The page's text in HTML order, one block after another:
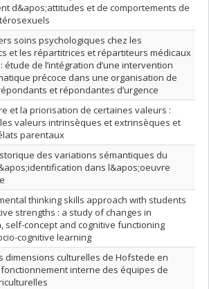
d&apos;attitudes et de comportements de
soins psychologiques chez les
et les répartitrices et répartiteurs médicaux
: étude de l’intégration d’une intervention
précoce dans une organisation de
et répondantes d’urgence
et la priorisation de certaines valeurs :
valeurs intrinsèques et extrinsèques et
parentaux
des variations sémantiques du
dans l&apos;oeuvre
thinking skills approach with students
strengths : a study of changes in
self-concept and cognitive functioning
cognitive learning
dimensions culturelles de Hofstede en
interne des équipes de